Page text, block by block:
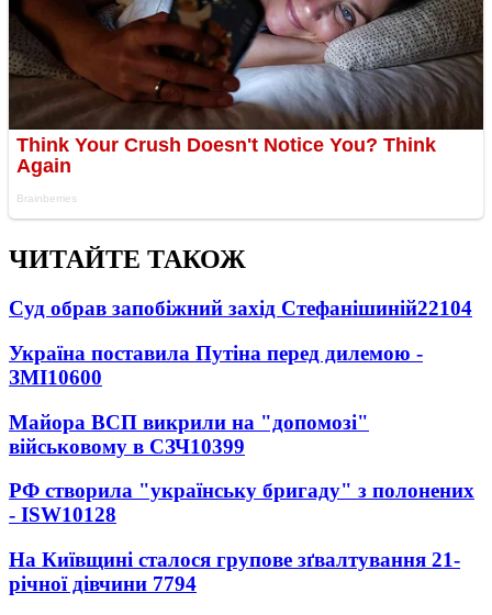
ЧИТАЙТЕ ТАКОЖ
Суд обрав запобіжний захід Стефанішиній22104
Україна поставила Путіна перед дилемою -
ЗМІ10600
Майора ВСП викрили на "допомозі"
військовому в СЗЧ10399
РФ створила "українську бригаду" з полонених
- ISW10128
На Київщині сталося групове зґвалтування 21-
річної дівчини 7794